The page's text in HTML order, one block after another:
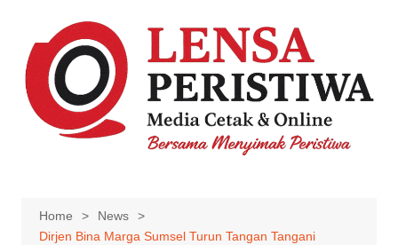
content
Home
News
Dirjen Bina Marga Sumsel Turun Tangan Tangani